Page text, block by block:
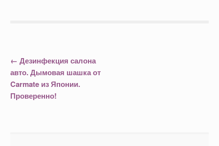
Навигация по записям
← Дезинфекция салона
авто. Дымовая шашка от
Carmate из Японии.
Проверенно!